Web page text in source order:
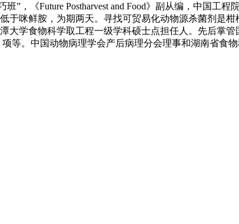
”，《Future Postharvest and Food》副从编，中国工
咪鲜胺，为期两天。寻找可贸易化动物源杀菌剂是
学食物科学取工程一级学科硕士点担任人。先后掌
等。中国动物病理学会产后病理分会理事和湖南省食物